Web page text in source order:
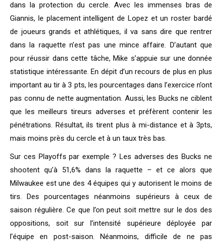
dans la protection du cercle. Avec les immenses bras de
Giannis, le placement intelligent de Lopez et un roster bardé
de joueurs grands et athlétiques, il va sans dire que rentrer
dans la raquette n’est pas une mince affaire. D’autant que
pour réussir dans cette tâche, Mike s’appuie sur une donnée
statistique intéressante. En dépit d’un recours de plus en plus
important au tir à 3 pts, les pourcentages dans l’exercice n’ont
pas connu de nette augmentation. Aussi, les Bucks ne ciblent
que les meilleurs tireurs adverses et préfèrent contenir les
pénétrations. Résultat, ils tirent plus à mi-distance et à 3pts,
mais moins près du cercle et à un taux très bas.
Sur ces Playoffs par exemple ? Les adverses des Bucks ne
shootent qu’à 51,6% dans la raquette – et ce alors que
Milwaukee est une des 4 équipes qui y autorisent le moins de
tirs. Des pourcentages néanmoins supérieurs à ceux de
saison régulière. Ce que l’on peut soit mettre sur le dos des
oppositions, soit sur l’intensité supérieure déployée par
l’équipe en post-saison. Néanmoins, difficile de ne pas